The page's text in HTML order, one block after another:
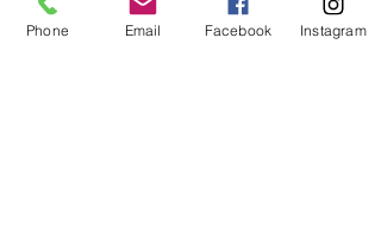
controlada;
Phone Email Facebook Instagram